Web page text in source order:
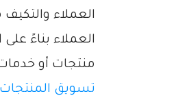
العملاء
العملاء بناءً
منتجات أو
تسويق المنتجات